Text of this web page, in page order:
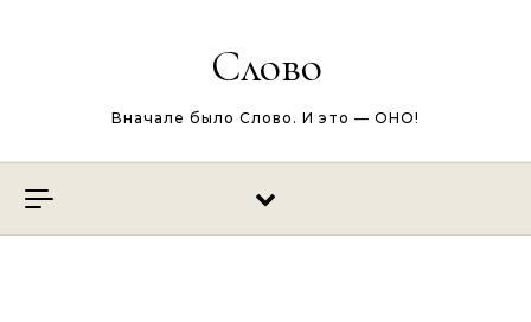
Слово
Вначале было Слово. И это — ОНО!